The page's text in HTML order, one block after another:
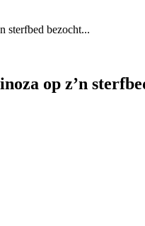
sterfbed bezocht...
op z’n